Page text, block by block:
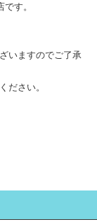
す。
いますのでご了承
ださい。